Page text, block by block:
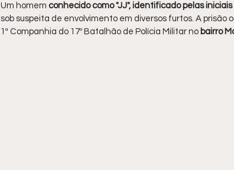
Um homem conhecido como "JJ", identificado pelas iniciais
sob suspeita de envolvimento em diversos furtos. A prisão
1ª Companhia do 17º Batalhão de Polícia Militar no bairro